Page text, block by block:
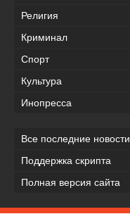
Религия
Криминал
Спорт
Культура
Инопресса
Все последние новости
Поддержка скрипта
Полная версия сайта